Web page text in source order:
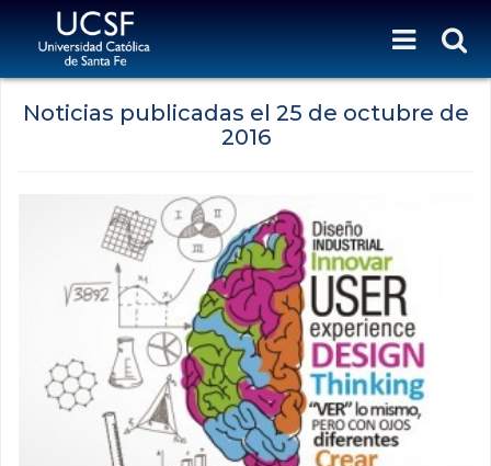
Noticias publicadas el 25 de octubre de
2016